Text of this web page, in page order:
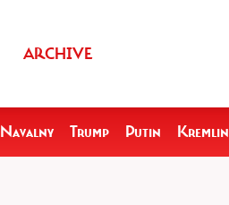
ARCHIVE
Navalny Trump Putin Kremlin